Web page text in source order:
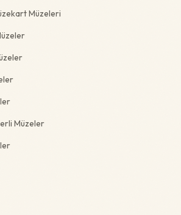
Müzeleri
Müzeler